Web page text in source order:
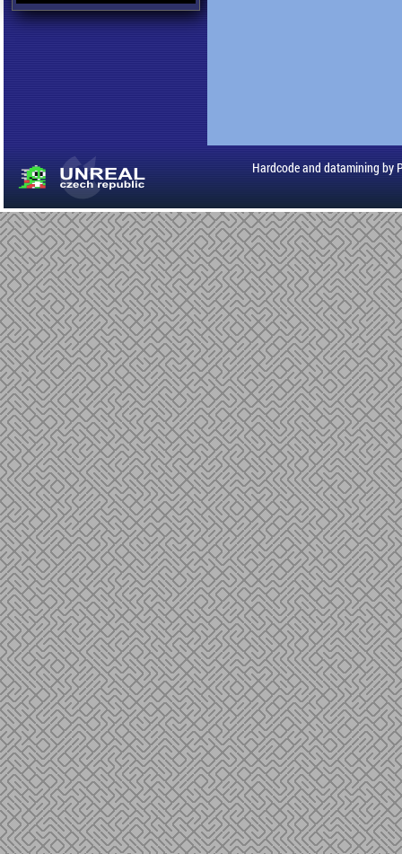
Hardcode and datamining by